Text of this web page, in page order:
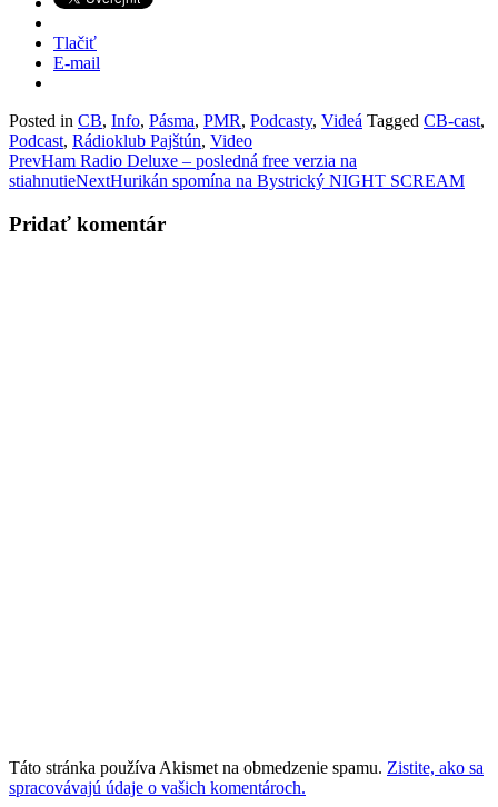
Tlačiť
E-mail
Posted in CB, Info, Pásma, PMR, Podcasty, Videá Tagged CB-cast,
Podcast, Rádioklub Pajštún, Video
Post
navigation
PrevHam Radio Deluxe – posledná free verzia na
stiahnutieNextHurikán spomína na Bystrický NIGHT SCREAM
Pridať komentár
Táto stránka používa Akismet na obmedzenie spamu. Zistite, ako sa
spracovávajú údaje o vašich komentároch.